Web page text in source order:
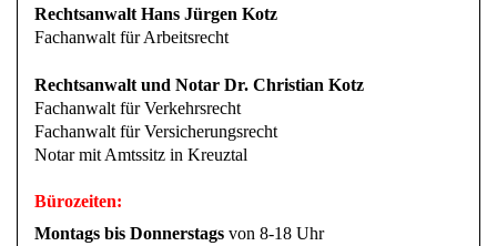
Rechtsanwalt Hans Jürgen Kotz
Fachanwalt für Arbeitsrecht
Rechtsanwalt und Notar Dr. Christian Kotz
Fachanwalt für Verkehrsrecht
Fachanwalt für Versicherungsrecht
Notar mit Amtssitz in Kreuztal
Bürozeiten:
Montags bis Donnerstags von 8-18 Uhr